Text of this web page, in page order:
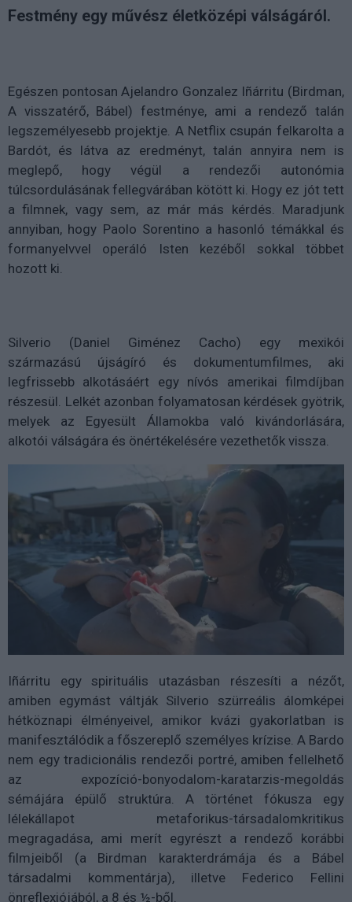
Festmény egy művész életközépi válságáról.
Egészen pontosan Ajelandro Gonzalez Iñárritu (Birdman,
A visszatérő, Bábel) festménye, ami a rendező talán
legszemélyesebb projektje. A Netflix csupán felkarolta a
Bardót, és látva az eredményt, talán annyira nem is
meglepő, hogy végül a rendezői autonómia
túlcsordulásának fellegvárában kötött ki. Hogy ez jót tett
a filmnek, vagy sem, az már más kérdés. Maradjunk
annyiban, hogy Paolo Sorentino a hasonló témákkal és
formanyelvvel operáló Isten kezéből sokkal többet
hozott ki.
Silverio (Daniel Giménez Cacho) egy mexikói
származású újságíró és dokumentumfilmes, aki
legfrissebb alkotásáért egy nívós amerikai filmdíjban
részesül. Lelkét azonban folyamatosan kérdések gyötrik,
melyek az Egyesült Államokba való kivándorlására,
alkotói válságára és önértékelésére vezethetők vissza.
Iñárritu egy spirituális utazásban részesíti a nézőt,
amiben egymást váltják Silverio szürreális álomképei
hétköznapi élményeivel, amikor kvázi gyakorlatban is
manifesztálódik a főszereplő személyes krízise. A Bardo
nem egy tradicionális rendezői portré, amiben fellelhető
az expozíció-bonyodalom-karatarzis-megoldás
sémájára épülő struktúra. A történet fókusza egy
lélekállapot metaforikus-társadalomkritikus
megragadása, ami merít egyrészt a rendező korábbi
filmjeiből (a Birdman karakterdrámája és a Bábel
társadalmi kommentárja), illetve Federico Fellini
önreflexiójából, a 8 és ½-ből.